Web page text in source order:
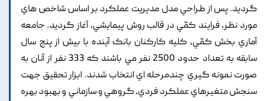
گرديد. پس از طراحي مدل مديريت عملکرد بر اساس شاخص هاي
مورد نظر, فرايند کمّي در قالب روش پيمايشي, آغاز گرديد. جامعه
آماري بخش کمّي, کليه کارکنان بانک آينده با بيش از پنج سال
سابقه به تعداد حدود 2500 نفر مي باشند که 333 نفر از آنان به
صورت نمونه گيري چندمرحله اي انتخاب شدند. ابزار تحقيق جهت
سنجش متغيرهاي عملکرد فردي, گروهي و سازماني و بهبود بهره